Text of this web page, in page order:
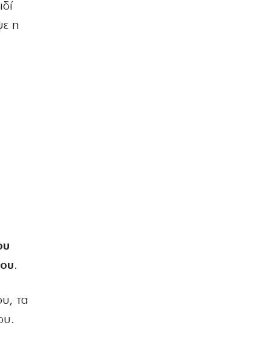
η
.
τα